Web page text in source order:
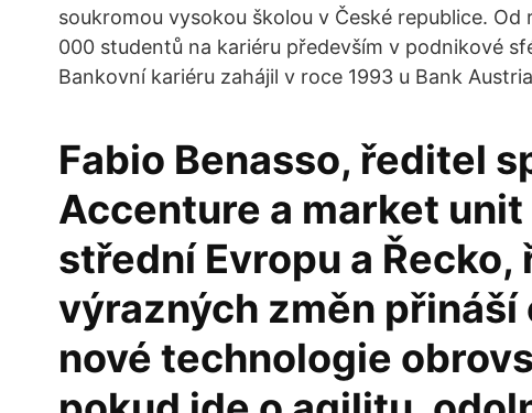
soukromou vysokou školou v České republice. Od
000 studentů na kariéru především v podnikové
Bankovní kariéru zahájil v roce 1993 u Bank
Fabio Benasso, ředitel
Accenture a market
střední Evropu a Řecko,
výrazných změn přináší
nové technologie